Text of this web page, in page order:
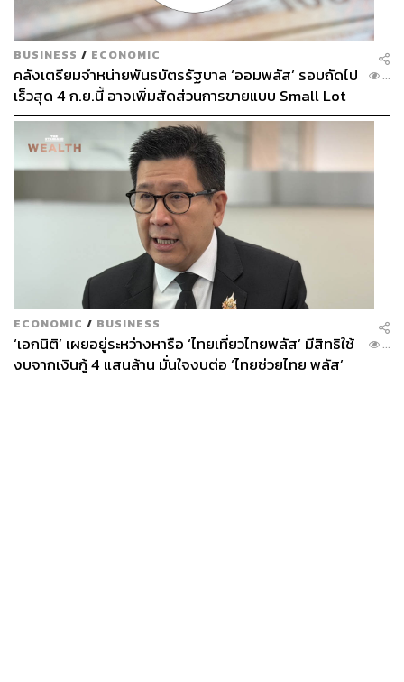
ทั้งนี้ Krungthai GLOBAL MARKETS มองว่า การอ่อนค่า
ของเงินบาทอาจมีลักษณะค่อยเป็นค่อยไปได้ เนื่องจากบรรดา
ผู้เล่นในตลาด อย่าง ฝั่งผู้ส่งออก ต่างรอทยอยขายเงินดอลลาร์
แถวโซนแนวต้านดังกล่าว โดยเฉพาะโซน 33.00 บาทต่อ
ดอลลาร์
นอกจากนี้ Krungthai GLOBAL MARKETS มองว่า การแข็ง
ค่าขึ้นของเงินดอลลาร์อาจเริ่มชะลอลงบ้าง โดยหากประเมิน
จากการเคลื่อนไหวของเงินเยนญี่ปุ่น (JPY) เรามองว่า การ
อ่อนค่าของเงินเยนญี่ปุ่นอาจถูกจำกัดลงได้ เนื่องจากผู้เล่นใน
ตลาดบางส่วนจะยังคงกังวลต่อแนวโน้มการเข้าแทรกแซง
จากทางการญี่ปุ่น (รวมถึงทางการสหรัฐฯ) ทำให้ถ้อยแถลง
ของฝั่งทางการญี่ปุ่นจะเป็นอีกปัจจัยที่ผู้เล่นในตลาดคอย
ติดตามอย่างใกล้ชิดในช่วงนี้
ขณะเดียวกัน บรรยากาศปิดรับความเสี่ยงของตลาดการเงิน
โดยรวมที่มีปัจจัยเสริมจากความกังวลแนวโน้มผลประกอบ
BUSINESS / ECONOMIC
คลังเตรียมจำหน่ายพันธบัตรรัฐบาล ‘ออมพลัส’ รอบถัดไป
เร็วสุด 4 ก.ย.นี้ อาจเพิ่มสัดส่วนการขายแบบ Small Lot
First มากขึ้น
...
ECONOMIC / BUSINESS
‘เอกนิติ’ เผยอยู่ระหว่างหารือ ‘ไทยเที่ยวไทยพลัส’ มีสิทธิใช้
งบจากเงินกู้ 4 แสนล้าน มั่นใจงบต่อ ‘ไทยช่วยไทย พลัส’
...